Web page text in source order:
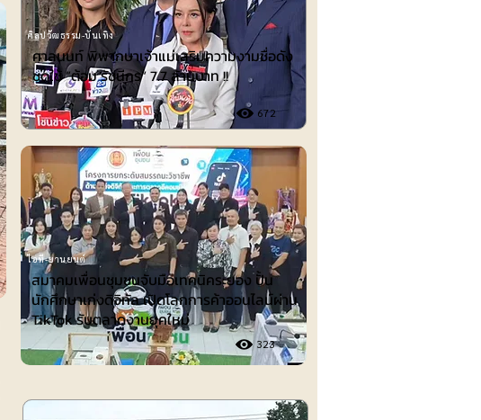
ศาลนนท์ พิพากษาเจ้าแม่เสริมความงามชื่อดัง
ชดใช้ ”ต้อม รัชนีกร“ 7.7 ล้านบาท !!
672
ศิลปวัฒธรรม-บันเทิง
ไอที-ยานยนต์
สมาคมเพื่อนชุมชนจับมือเทคนิคระยอง ปั้น
นักศึกษาเก่งดิจิทัล เปิดโลกการค้าออนไลน์ผ่าน
TikTok รับตลาดงานยุคใหม่
323